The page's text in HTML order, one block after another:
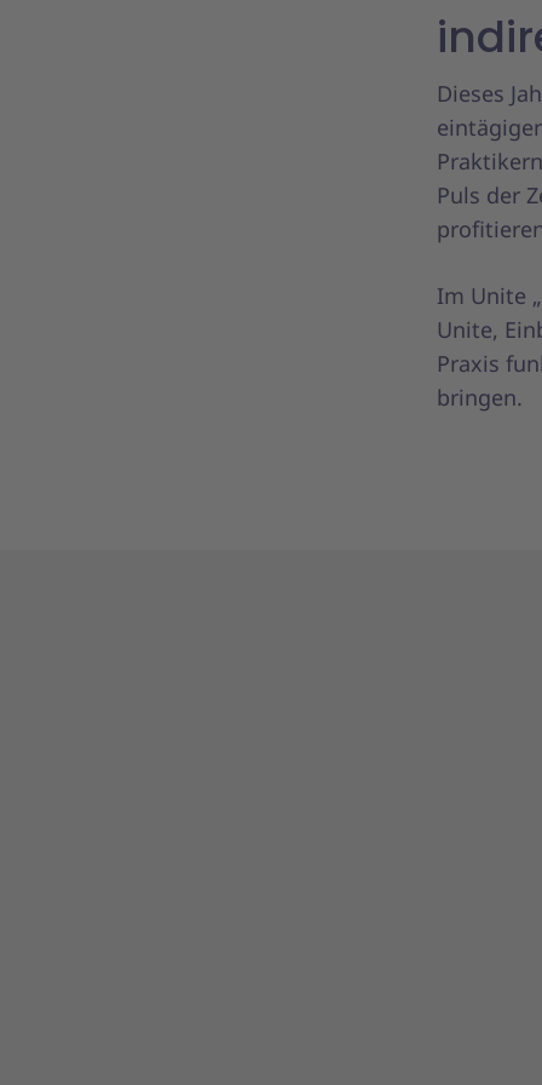
Dieses
Puls der
Im Unite
Unite,
Praxis
bringen.